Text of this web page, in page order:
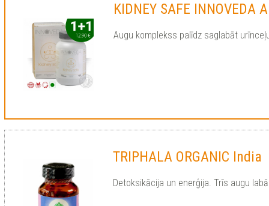
KIDNEY SAFE INNOVEDA
Augu komplekss palīdz saglabāt
TRIPHALA ORGANIC India
Detoksikācija un enerģija. Trīs augu